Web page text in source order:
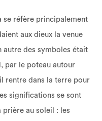
se réfère principalement
aux dieux la venue
autre des symboles était
par le poteau autour
rentre dans la terre pour
significations se sont
prière au soleil : les